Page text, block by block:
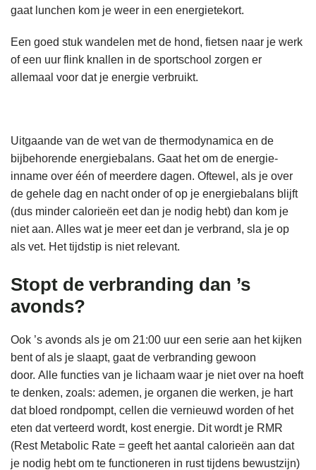
gaat lunchen kom je weer in een energietekort.
Een goed stuk wandelen met de hond, fietsen naar je werk
of een uur flink knallen in de sportschool zorgen er
allemaal voor dat je energie verbruikt.
Uitgaande van de wet van de thermodynamica en de
bijbehorende energiebalans. Gaat het om de energie-
inname over één of meerdere dagen. Oftewel, als je over
de gehele dag en nacht onder of op je energiebalans blijft
(dus minder calorieën eet dan je nodig hebt) dan kom je
niet aan. Alles wat je meer eet dan je verbrand, sla je op
als vet. Het tijdstip is niet relevant.
Stopt de verbranding dan ’s
avonds?
Ook ’s avonds als je om 21:00 uur een serie aan het kijken
bent of als je slaapt, gaat de verbranding gewoon
door. Alle functies van je lichaam waar je niet over na hoeft
te denken, zoals: ademen, je organen die werken, je hart
dat bloed rondpompt, cellen die vernieuwd worden of het
eten dat verteerd wordt, kost energie. Dit wordt je RMR
(Rest Metabolic Rate = geeft het aantal calorieën aan dat
je nodig hebt om te functioneren in rust tijdens bewustzijn)